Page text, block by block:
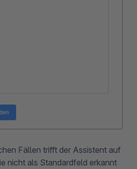
Fällen trifft der Assistent auf
nicht als Standardfeld erkannt